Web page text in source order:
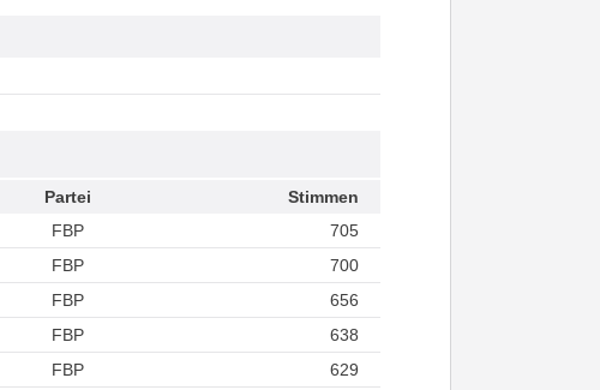
Partei
Stimmen
FBP
705
FBP
700
FBP
656
FBP
638
FBP
629